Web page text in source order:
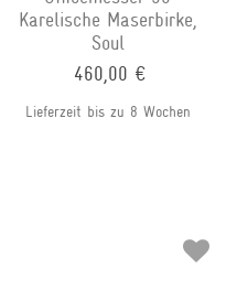
Karelische Maserbirke,
Soul
460,00 €
Lieferzeit bis zu 8 Wochen